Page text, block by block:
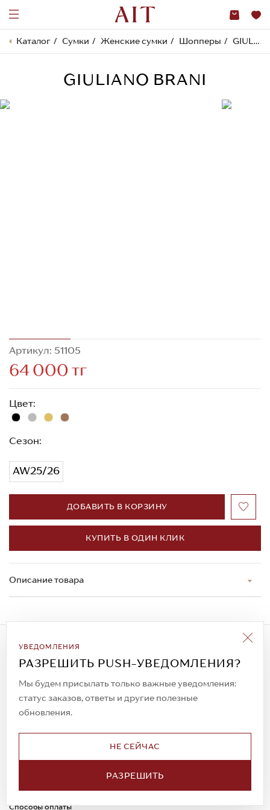
Каталог Сумки Женские сумки Шопперы GIULIANO BRANI
GIULIANO BRANI
Артикул: 51105
64 000 тг
Цвет:
Сезон:
AW25/26
ДОБАВИТЬ В КОРЗИНУ
КУПИТЬ В ОДИН КЛИК
Описание товара
УВЕДОМЛЕНИЯ
РАЗРЕШИТЬ PUSH-УВЕДОМЛЕНИЯ?
Мы будем присылать только важные уведомления:
статус заказов, ответы и другие полезные
обновления.
НЕ СЕЙЧАС
РАЗРЕШИТЬ
Подписаться на рассылку
Всегда будьте в курсе новых акций и
спецпредложений!
© 2023. AIT Shoes
Все права защищены
Доставка
Способы оплаты
Обмен и возврат
Каспи-Ред